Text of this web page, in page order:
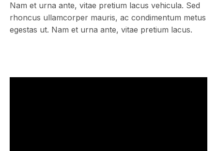
Nam et urna ante, vitae pretium lacus vehicula. Sed
rhoncus ullamcorper mauris, ac condimentum metus
egestas ut. Nam et urna ante, vitae pretium lacus.